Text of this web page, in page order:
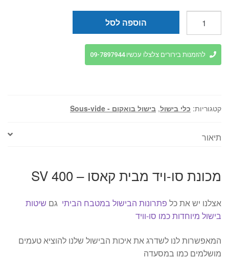
מכונת
סו-ויד
מבית
400
הוספה לסל
להזמנות בירורים צלצלו עכשיו 09-7897944
קטגוריות: כלי בישול, בישול בואקום - Sous-vide
תיאור
מכונת סו-ויד מבית קאסו – 400 SV
אצלנו יש את כל פתרונות הבישול במטבח הביתי גם שיטות
בישול מיוחדות כמו סו-וויד
המאפשרות לנו לשדרג את איכות הבישול שלנו להוציא טעמים
מושלמים כמו במסעדה